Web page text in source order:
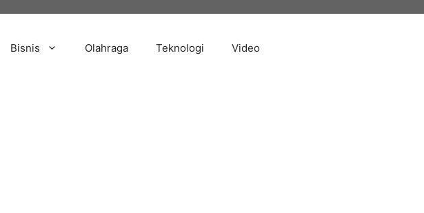
Bisnis Olahraga Teknologi Video